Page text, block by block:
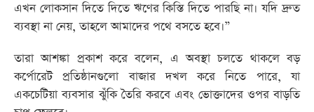
এখন লোকসান দিতে দিতে ঋণের কিস্তি দিতে পারছি না। যদি দ্রুত
ব্যবস্থা না নেয়, তাহলে আমাদের পথে বসতে হবে।”
তারা আশঙ্কা প্রকাশ করে বলেন, এ অবস্থা চলতে থাকলে বড়
কর্পোরেট প্রতিষ্ঠানগুলো বাজার দখল করে নিতে পারে, যা
একচেটিয়া ব্যবসার ঝুঁকি তৈরি করবে এবং ভোক্তাদের ওপর বাড়তি